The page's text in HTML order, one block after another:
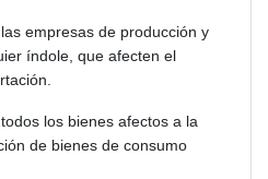
empresas de producción y
índole, que afecten el
los bienes afectos a la
de bienes de consumo